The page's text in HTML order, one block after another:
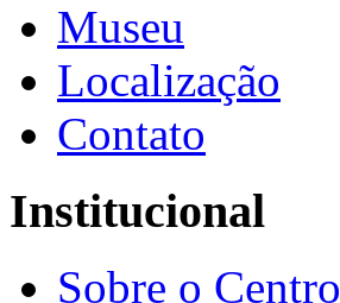
Museu
Localização
Contato
Institucional
Sobre o Centro